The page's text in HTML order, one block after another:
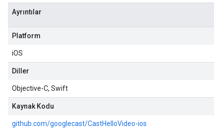
Ayrıntılar
Platform
iOS
Diller
Objective-C, Swift
Kaynak Kodu
github.com/googlecast/CastHelloVideo-ios